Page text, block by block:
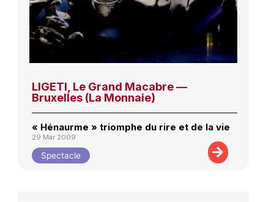
LIGETI, Le Grand Macabre —
Bruxelles (La Monnaie)
« Hénaurme » triomphe du rire et de la vie
29 Mar 2009
Spectacle